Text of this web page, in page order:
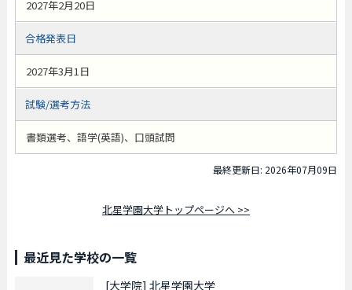
2027年2月20日
合格発表日
2027年3月1日
試験/選考方法
書類選考、語学(英語)、口頭試問
最終更新日: 2026年07月09日
北星学園大学トップページへ >>
最近見た学校の一覧
[大学院] 北星学園大学